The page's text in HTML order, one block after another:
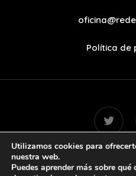
Política de
twitter
© 2022. Handcrafted
Utilizamos cookies para
nuestra web.
Puedes aprender más sobre